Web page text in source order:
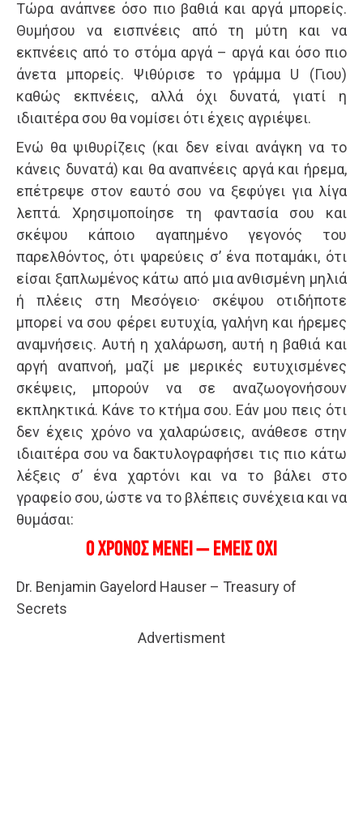
Τώρα ανάπνεε όσο πιο βαθιά και αργά μπορείς.
Θυμήσου να εισπνέεις από τη μύτη και να
εκπνέεις από το στόμα αργά – αργά και όσο πιο
άνετα μπορείς. Ψιθύρισε το γράμμα U (Γιου)
καθώς εκπνέεις, αλλά όχι δυνατά, γιατί η
ιδιαιτέρα σου θα νομίσει ότι έχεις αγριέψει.
Ενώ θα ψιθυρίζεις (και δεν είναι ανάγκη να το
κάνεις δυνατά) και θα αναπνέεις αργά και ήρεμα,
επέτρεψε στον εαυτό σου να ξεφύγει για λίγα
λεπτά. Χρησιμοποίησε τη φαντασία σου και
σκέψου κάποιο αγαπημένο γεγονός του
παρελθόντος, ότι ψαρεύεις σ’ ένα ποταμάκι, ότι
είσαι ξαπλωμένος κάτω από μια ανθισμένη μηλιά
ή πλέεις στη Μεσόγειο· σκέψου οτιδήποτε
μπορεί να σου φέρει ευτυχία, γαλήνη και ήρεμες
αναμνήσεις. Αυτή η χαλάρωση, αυτή η βαθιά και
αργή αναπνοή, μαζί με μερικές ευτυχισμένες
σκέψεις, μπορούν να σε αναζωογονήσουν
εκπληκτικά. Κάνε το κτήμα σου. Εάν μου πεις ότι
δεν έχεις χρόνο να χαλαρώσεις, ανάθεσε στην
ιδιαιτέρα σου να δακτυλογραφήσει τις πιο κάτω
λέξεις σ’ ένα χαρτόνι και να το βάλει στο
γραφείο σου, ώστε να το βλέπεις συνέχεια και να
θυμάσαι:
Ο ΧΡΟΝΟΣ ΜΕΝΕΙ – ΕΜΕΙΣ ΟΧΙ
Dr. Benjamin Gayelord Hauser – Treasury of
Secrets
Advertisment